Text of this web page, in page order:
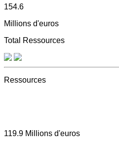
154.6
Millions d'euros
Total Ressources
Ressources
119.9 Millions d'euros